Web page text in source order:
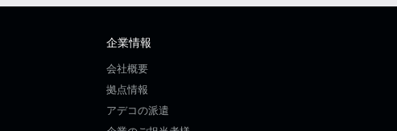
企業情報
会社概要
拠点情報
アデコの派遣